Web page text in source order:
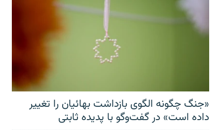
«جنگ چگونه الگوی بازداشت بهائیان را تغییر
داده است» در گفت‌وگو با پدیده ثابتی